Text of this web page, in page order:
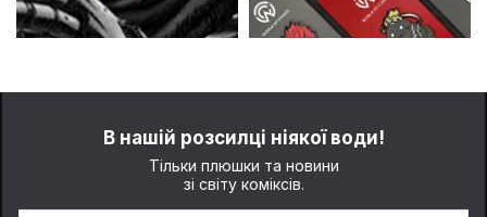
В нашій розсилці ніякої води!
Тільки плюшки та новини
зі світу коміксів.